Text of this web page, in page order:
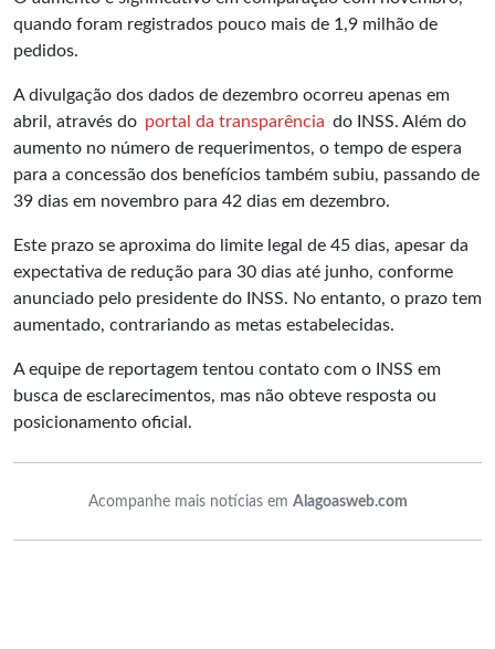
quando foram registrados pouco mais de 1,9 milhão de
pedidos.
A divulgação dos dados de dezembro ocorreu apenas em
abril, através do portal da transparência do INSS. Além do
aumento no número de requerimentos, o tempo de espera
para a concessão dos benefícios também subiu, passando de
39 dias em novembro para 42 dias em dezembro.
Este prazo se aproxima do limite legal de 45 dias, apesar da
expectativa de redução para 30 dias até junho, conforme
anunciado pelo presidente do INSS. No entanto, o prazo tem
aumentado, contrariando as metas estabelecidas.
A equipe de reportagem tentou contato com o INSS em
busca de esclarecimentos, mas não obteve resposta ou
posicionamento oficial.
Acompanhe mais notícias em Alagoasweb.com